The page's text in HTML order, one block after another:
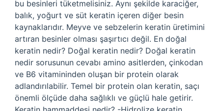
bu besinleri tüketmelisiniz. Aynı şekilde karaciğer,
balık, yoğurt ve süt keratin içeren diğer besin
kaynaklarıdır. Meyve ve sebzelerin keratin üretimini
artıran besinler olması şaşırtıcı değil. En doğal
keratin nedir? Doğal keratin nedir? Doğal keratin
nedir sorusunun cevabı amino asitlerden, çinkodan
ve B6 vitamininden oluşan bir protein olarak
adlandırılabilir. Temel bir protein olan keratin, saçı
önemli ölçüde daha sağlıklı ve güçlü hale getirir.